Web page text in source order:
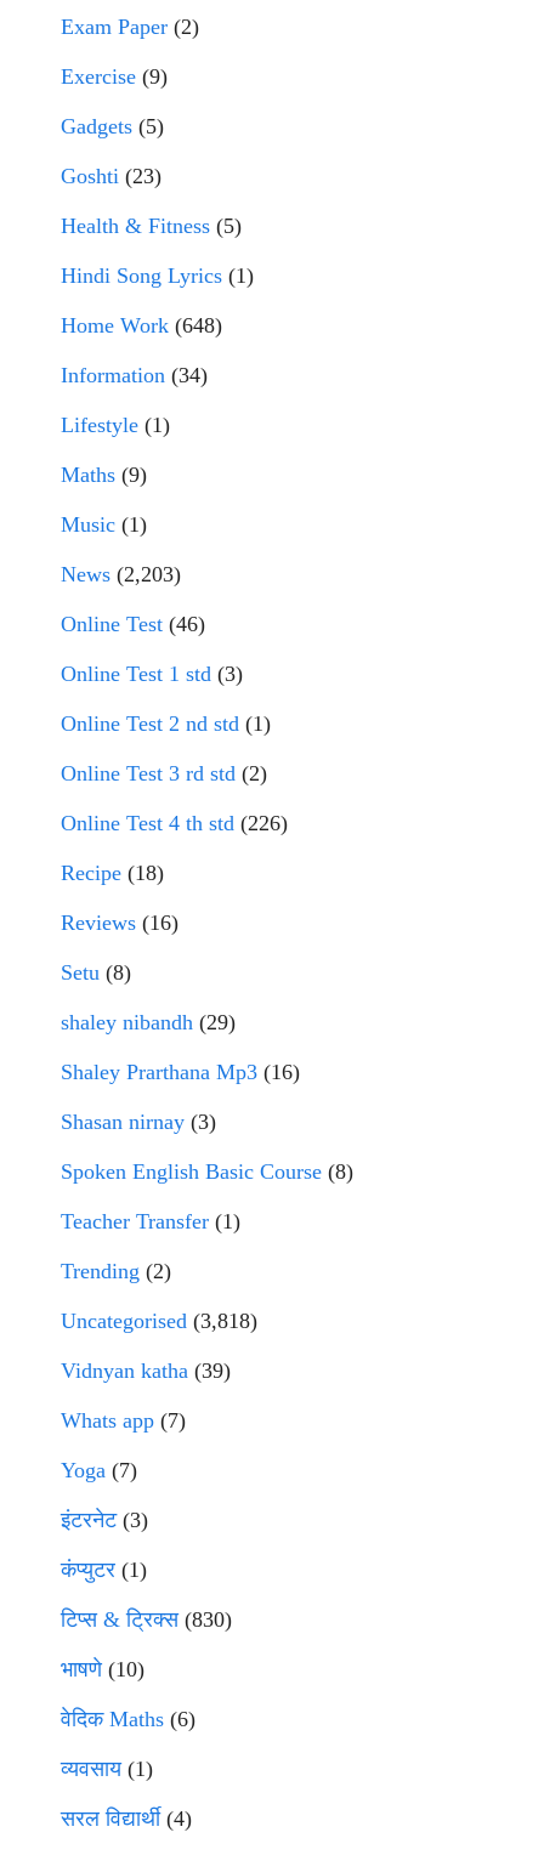
Exam Paper (2)
Exercise (9)
Gadgets (5)
Goshti (23)
Health & Fitness (5)
Hindi Song Lyrics (1)
Home Work (648)
Information (34)
Lifestyle (1)
Maths (9)
Music (1)
News (2,203)
Online Test (46)
Online Test 1 std (3)
Online Test 2 nd std (1)
Online Test 3 rd std (2)
Online Test 4 th std (226)
Recipe (18)
Reviews (16)
Setu (8)
shaley nibandh (29)
Shaley Prarthana Mp3 (16)
Shasan nirnay (3)
Spoken English Basic Course (8)
Teacher Transfer (1)
Trending (2)
Uncategorised (3,818)
Vidnyan katha (39)
Whats app (7)
Yoga (7)
इंटरनेट(3)
कंप्युटर (1)
टिप्स & ट्रिक्स(830)
भाषणे(10)
वेदिक Maths (6)
व्यवसाय(1)
सरल विद्यार्थी(4)